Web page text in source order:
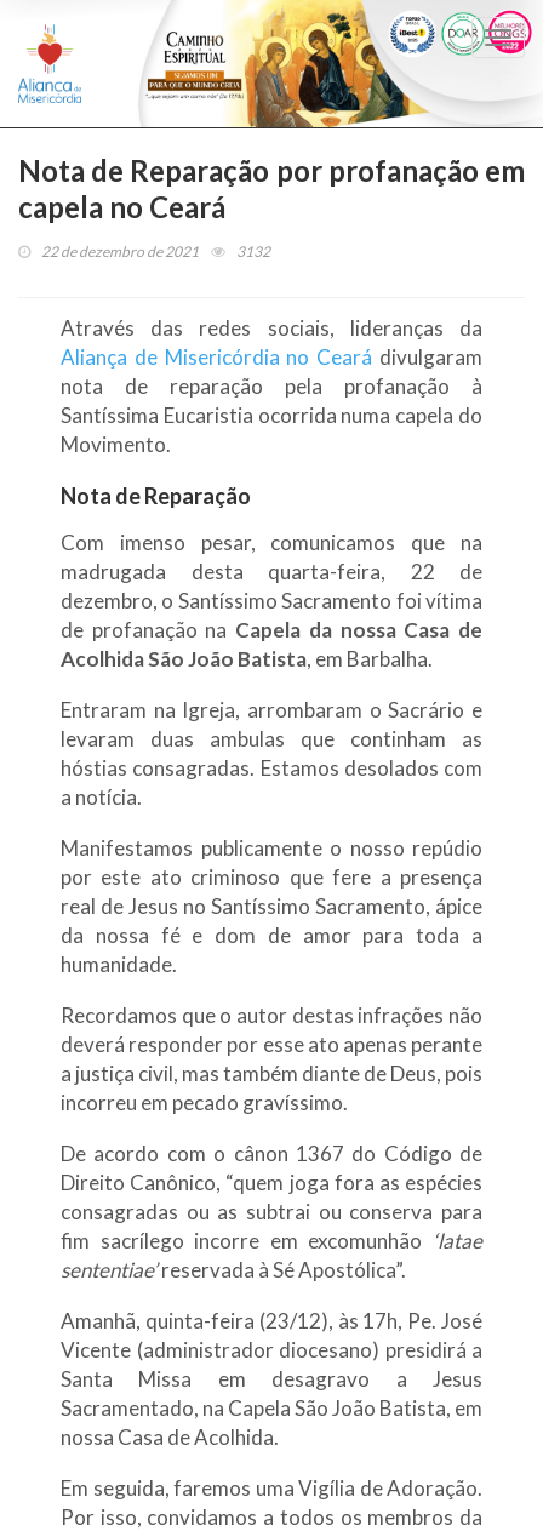
Nota de Reparação por profanação em
capela no Ceará
22 de dezembro de 2021 3132
Através das redes sociais, lideranças da
Aliança de Misericórdia no Ceará divulgaram
nota de reparação pela profanação à
Santíssima Eucaristia ocorrida numa capela do
Movimento.
Nota de Reparação
Com imenso pesar, comunicamos que na
madrugada desta quarta-feira, 22 de
dezembro, o Santíssimo Sacramento foi vítima
de profanação na Capela da nossa Casa de
Acolhida São João Batista, em Barbalha.
Entraram na Igreja, arrombaram o Sacrário e
levaram duas ambulas que continham as
hóstias consagradas. Estamos desolados com
a notícia.
Manifestamos publicamente o nosso repúdio
por este ato criminoso que fere a presença
real de Jesus no Santíssimo Sacramento, ápice
da nossa fé e dom de amor para toda a
humanidade.
Recordamos que o autor destas infrações não
deverá responder por esse ato apenas perante
a justiça civil, mas também diante de Deus, pois
incorreu em pecado gravíssimo.
De acordo com o cânon 1367 do Código de
Direito Canônico, “quem joga fora as espécies
consagradas ou as subtrai ou conserva para
fim sacrílego incorre em excomunhão
‘latae
sententiae’reservada à Sé Apostólica”.
Amanhã, quinta-feira (23/12), às 17h, Pe. José
Vicente (administrador diocesano) presidirá a
Santa Missa em desagravo a Jesus
Sacramentado, na Capela São João Batista, em
nossa Casa de Acolhida.
Em seguida, faremos uma Vigília de Adoração.
Por isso, convidamos a todos os membros da